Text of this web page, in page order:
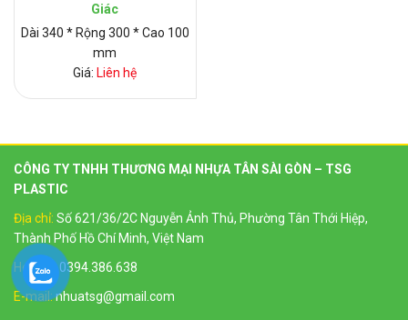
Giác
Dài 340 * Rộng 300 * Cao 100
mm
Giá: Liên hệ
CÔNG TY TNHH THƯƠNG MẠI NHỰA TÂN SÀI GÒN – TSG
PLASTIC
Địa chỉ: Số 621/36/2C Nguyễn Ảnh Thủ, Phường Tân Thới Hiệp,
Thành Phố Hồ Chí Minh, Việt Nam
Hotline: 0394.386.638
E-mail:nhuatsg@gmail.com